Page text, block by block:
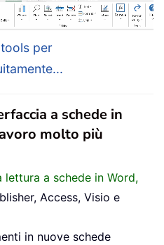
per
a schede in
molto più
a schede in Word,
Access, Visio e
in nuove schede